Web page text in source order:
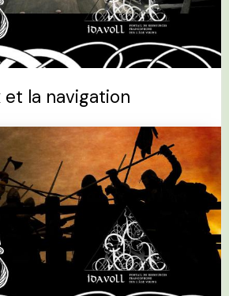
et la navigation